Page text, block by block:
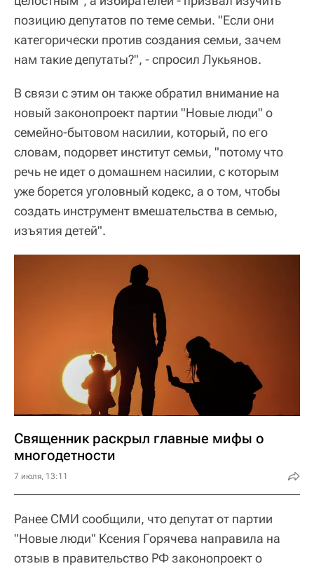
позицию депутатов по теме семьи. "Если они
категорически против создания семьи, зачем
нам такие депутаты?", - спросил Лукьянов.
В связи с этим он также обратил внимание на
новый законопроект партии "Новые люди" о
семейно-бытовом насилии, который, по его
словам, подорвет институт семьи, "потому что
речь не идет о домашнем насилии, с которым
уже борется уголовный кодекс, а о том, чтобы
создать инструмент вмешательства в семью,
изъятия детей".
Священник раскрыл главные мифы о
многодетности
7 июля, 13:11
Ранее СМИ сообщили, что депутат от партии
"Новые люди" Ксения Горячева направила на
отзыв в правительство РФ законопроект о